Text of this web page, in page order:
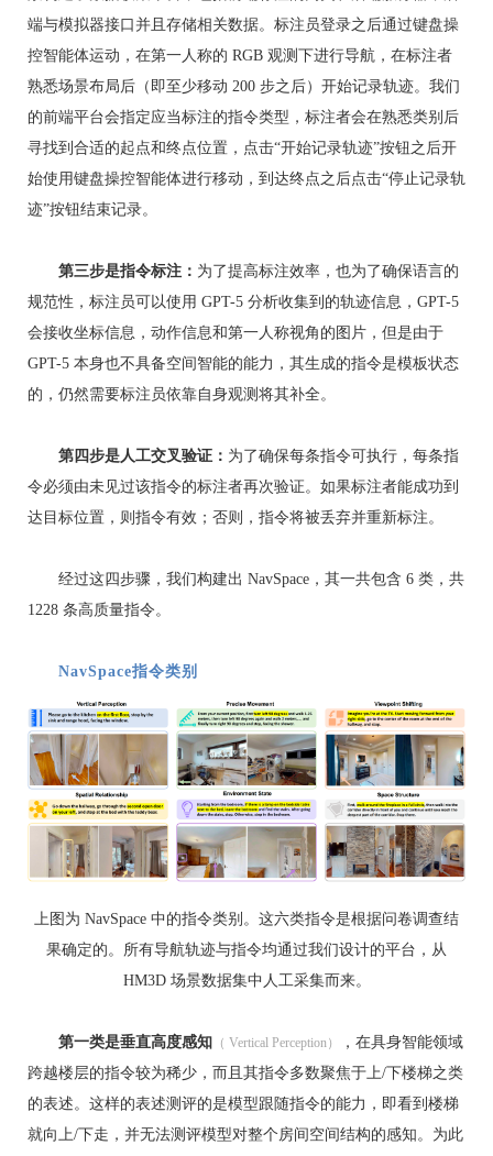
端与模拟器接口并且存储相关数据。标注员登录之后通过键盘操
控智能体运动，在第一人称的 RGB 观测下进行导航，在标注者
熟悉场景布局后（即至少移动 200 步之后）开始记录轨迹。我们
的前端平台会指定应当标注的指令类型，标注者会在熟悉类别后
寻找到合适的起点和终点位置，点击“开始记录轨迹”按钮之后开
始使用键盘操控智能体进行移动，到达终点之后点击“停止记录轨
迹”按钮结束记录。
第三步是指令标注： 为了提高标注效率，也为了确保语言的
规范性，标注员可以使用 GPT-5 分析收集到的轨迹信息，GPT-5
会接收坐标信息，动作信息和第一人称视角的图片，但是由于
GPT-5 本身也不具备空间智能的能力，其生成的指令是模板状态
的，仍然需要标注员依靠自身观测将其补全。
第四步是人工交叉验证： 为了确保每条指令可执行，每条指
令必须由未见过该指令的标注者再次验证。如果标注者能成功到
达目标位置，则指令有效；否则，指令将被丢弃并重新标注。
经过这四步骤，我们构建出 NavSpace，其一共包含 6 类，共
1228 条高质量指令。
NavSpace指令类别
上图为 NavSpace 中的指令类别。这六类指令是根据问卷调查结
果确定的。所有导航轨迹与指令均通过我们设计的平台，从
HM3D 场景数据集中人工采集而来。
第一类是垂直高度感知 （ Vertical Perception）
，在具身智能领域
跨越楼层的指令较为稀少，而且其指令多数聚焦于上/下楼梯之类
的表述。这样的表述测评的是模型跟随指令的能力，即看到楼梯
就向上/下走，并无法测评模型对整个房间空间结构的感知。为此